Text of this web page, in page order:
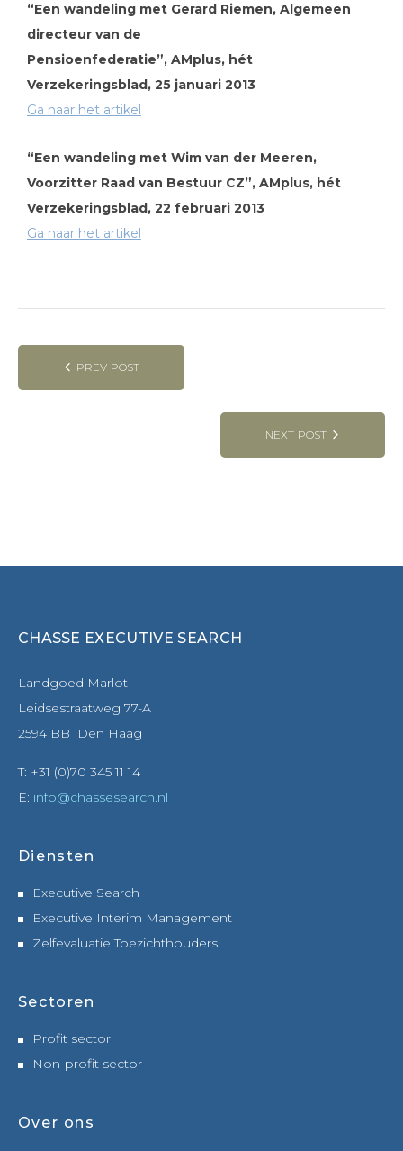
“Een wandeling met Gerard Riemen, Algemeen
directeur van de
Pensioenfederatie”, AMplus, hét
Verzekeringsblad, 25 januari 2013
Ga naar het artikel
“Een wandeling met Wim van der Meeren,
Voorzitter Raad van Bestuur CZ”, AMplus, hét
Verzekeringsblad, 22 februari 2013
Ga naar het artikel
PREV POST
NEXT POST
CHASSE EXECUTIVE SEARCH
Landgoed Marlot
Leidsestraatweg 77-A
2594 BB Den Haag
T: +31 (0)70 345 11 14
E: info@chassesearch.nl
Diensten
Executive Search
Executive Interim Management
Zelfevaluatie Toezichthouders
Sectoren
Profit sector
Non-profit sector
Over ons